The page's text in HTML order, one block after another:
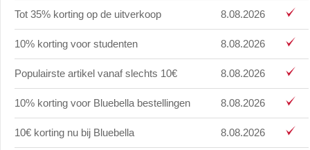
Tot 35% korting op de uitverkoop 8.08.2026
10% korting voor studenten 8.08.2026
Populairste artikel vanaf slechts 10€ 8.08.2026
10% korting voor Bluebella bestellingen 8.08.2026
10€ korting nu bij Bluebella 8.08.2026